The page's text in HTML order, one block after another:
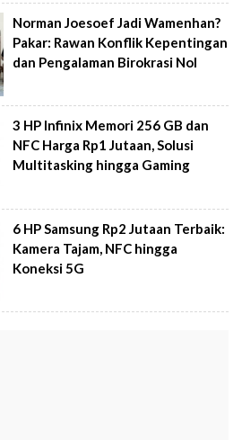
Norman Joesoef Jadi Wamenhan?
Pakar: Rawan Konflik Kepentingan
dan Pengalaman Birokrasi Nol
3 HP Infinix Memori 256 GB dan
NFC Harga Rp1 Jutaan, Solusi
Multitasking hingga Gaming
6 HP Samsung Rp2 Jutaan Terbaik:
Kamera Tajam, NFC hingga
Koneksi 5G